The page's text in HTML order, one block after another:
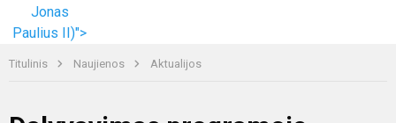
Jonas
Paulius II)">
Titulinis Naujienos Aktualijos